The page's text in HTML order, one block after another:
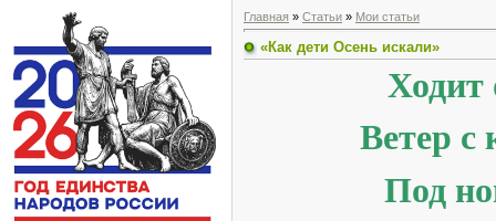
Главная » Статьи » Мои статьи
«Как дети Осень искали»
Ходит
Ветер с
Под